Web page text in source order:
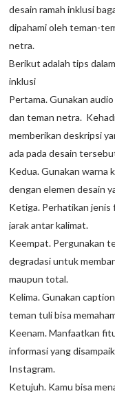
desain ramah inklusi
dipahami oleh teman-
netra.
Berikut adalah tips
inklusi
Pertama. Gunakan
dan teman netra.
memberikan deskripsi
ada pada desain
Kedua. Gunakan warna
dengan elemen desain
Ketiga. Perhatikan jenis
jarak antar kalimat.
Keempat. Pergunakan
degradasi untuk
maupun total.
Kelima. Gunakan
teman tuli bisa
Keenam. Manfaatkan
informasi yang
Instagram.
Ketujuh. Kamu bisa